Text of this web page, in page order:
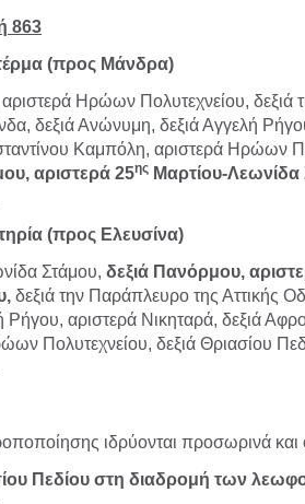
863
(προς Μάνδρα)
Ηρώων Πολυτεχνείου, δεξιά
δεξιά Ανώνυμη, δεξιά Αγγελή
Καμπόλη, αριστερά Ηρώων
αριστερά 25ης Μαρτίου-
(προς Ελευσίνα)
Στάμου, δεξιά Πανόρμου,
δεξιά την Παράπλευρο της Αττικής
αριστερά Νικηταρά, δεξιά
Πολυτεχνείου, δεξιά Θριασίου
ιδρύονται προσωρινά
Πεδίου στη διαδρομή των